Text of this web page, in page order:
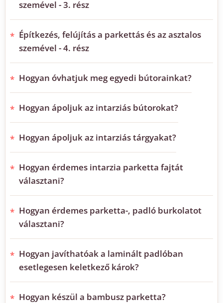
szemével - 3. rész
Építkezés, felújítás a parkettás és az asztalos
szemével - 4. rész
Hogyan óvhatjuk meg egyedi bútorainkat?
Hogyan ápoljuk az intarziás bútorokat?
Hogyan ápoljuk az intarziás tárgyakat?
Hogyan érdemes intarzia parketta fajtát
választani?
Hogyan érdemes parketta-, padló burkolatot
választani?
Hogyan javíthatóak a laminált padlóban
esetlegesen keletkező károk?
Hogyan készül a bambusz parketta?